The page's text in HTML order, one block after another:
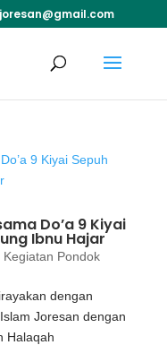
Do’a 9 Kiyai
Ibnu Hajar
Kegiatan Pondok
dengan
Joresan dengan
Halaqah